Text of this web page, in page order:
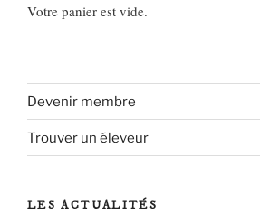
Votre panier est vide.
Devenir membre
Trouver un éleveur
LES ACTUALITÉS